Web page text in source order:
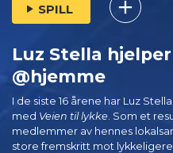
SPILL
Luz Stella
@hjemme
I de siste 16 årene har Luz
med Veien til lykke . Som et
medlemmer av hennes
store fremskritt mot lykkeligere